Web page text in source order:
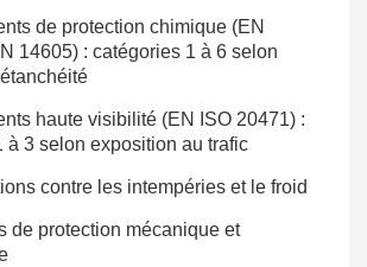
de protection chimique (EN
14605) : catégories 1 à 6 selon
haute visibilité (EN ISO 20471) :
à 3 selon exposition au trafic
contre les intempéries et le froid
de protection mécanique et